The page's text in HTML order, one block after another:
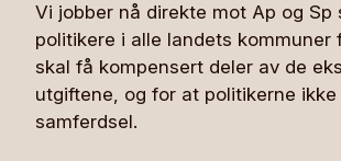
Vi jobber nå direkte mot Ap og Sp
politikere i alle landets kommuner
skal få kompensert deler av de
utgiftene, og for at politikerne
samferdsel.